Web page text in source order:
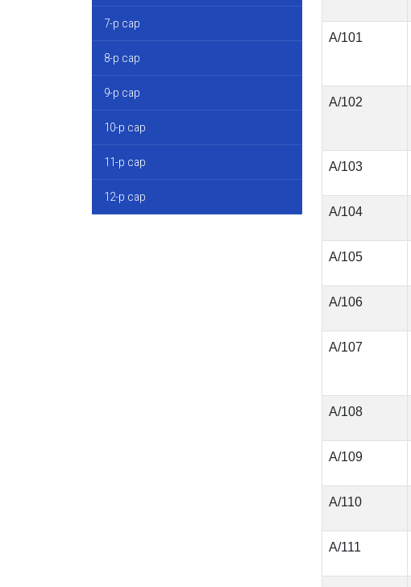
7-р сар
8-р сар
9-р сар
10-р сар
11-р сар
12-р сар
А/101
А/102
А/103
А/104
А/105
А/106
А/107
А/108
А/109
А/110
А/111